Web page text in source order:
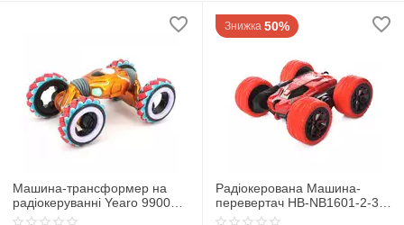
Машина-трансформер на
радіокеруванні Yearo 99003-
1A
Знижка 50%
Радіокерована Машина-
перевертач HB-NB1601-2-3
Червона